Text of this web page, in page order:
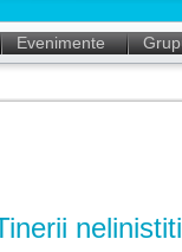
Evenimente
nelinistiti